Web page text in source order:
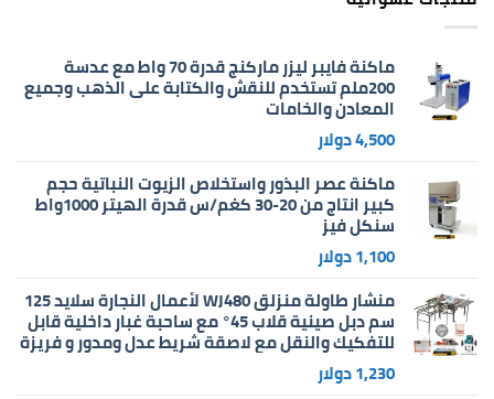
ماكنة فايبر ليزر ماركنج قدرة 70 واط مع عدسة
200ملم تستخدم للنقش والكتابة على الذهب وجميع
المعادن والخامات
4,500دولار
ماكنة عصر البذور واستخلاص الزيوت النباتية حجم
كبير انتاج من 20-30 كغم/س قدرة الهيتر 1000واط
سنكل فيز
1,100دولار
منشار طاولة منزلق WJ480 لأعمال النجارة سلايد 125
سم دبل صينية قلاب 45° مع ساحبة غبار داخلية قابل
للتفكيك والنقل مع لاصقة شريط عدل ومدور و فريزة
1,230دولار